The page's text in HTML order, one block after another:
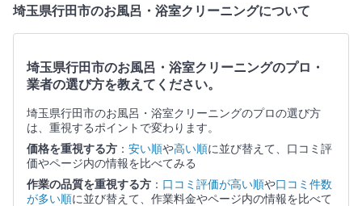
埼玉県行田市のお風呂・浴室クリーニングについて
埼玉県行田市のお風呂・浴室クリーニングのプロ・
業者の選び方を教えてください。
埼玉県行田市のお風呂・浴室クリーニングのプロの選び方
は、重視するポイントで変わります。
価格を重視する方 ： 安い順や高い順に並び替えて、口コミ評
価やページ内の情報を比べてみる
作業の品質を重視する方 ： 口コミ評価が高い順や口コミ件数
が多い順に並び替えて、作業料金やページ内の情報を比べて